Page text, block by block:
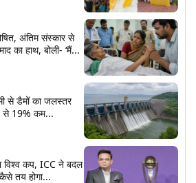
अंतिम संस्कार से
का हाथ, बोली- ‘मैं...
से डैमों का जलस्तर
19% कम...
विश्व कप, ICC ने बदल
कैसे तय होगा...